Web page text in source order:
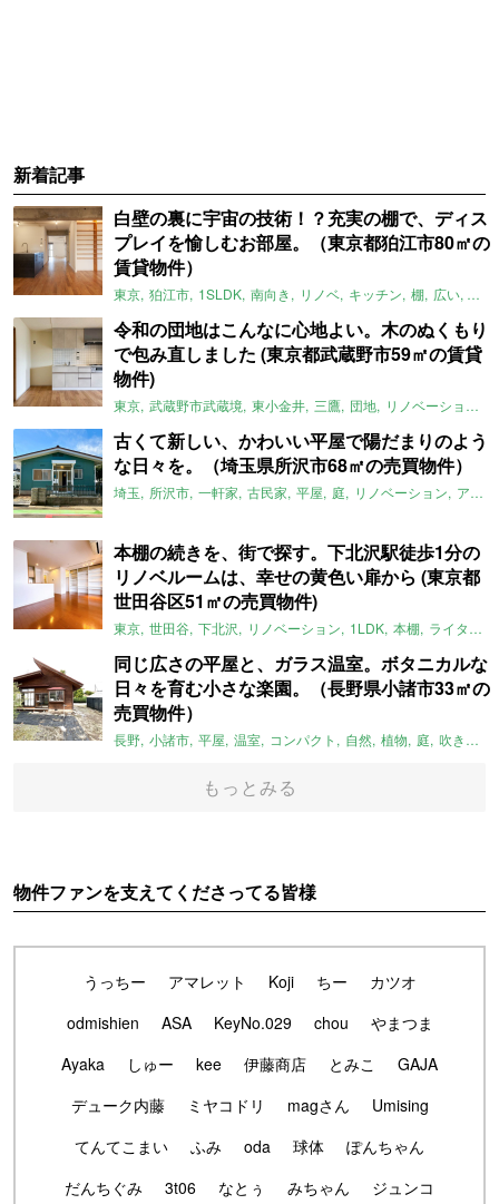
新着記事
白壁の裏に宇宙の技術！？充実の棚で、ディス
プレイを愉しむお部屋。（東京都狛江市80㎡の
賃貸物件）
東京 狛江市 1SLDK 南向き リノベ キッチン 棚 広い ガイ
令和の団地はこんなに心地よい。木のぬくもり
で包み直しました (東京都武蔵野市59㎡の賃貸
物件)
東京 武蔵野市武蔵境 東小金井 三鷹 団地 リノベーション
古くて新しい、かわいい平屋で陽だまりのよう
な日々を。（埼玉県所沢市68㎡の売買物件）
埼玉 所沢市 一軒家 古民家 平屋 庭 リノベーション アメリカンハウス
本棚の続きを、街で探す。下北沢駅徒歩1分の
リノベルームは、幸せの黄色い扉から (東京都
世田谷区51㎡の売買物件)
東京 世田谷 下北沢 リノベーション 1LDK 本棚 ライター：ほしりょうこ
同じ広さの平屋と、ガラス温室。ボタニカルな
日々を育む小さな楽園。（長野県小諸市33㎡の
売買物件）
長野 小諸市 平屋 温室 コンパクト 自然 植物 庭 吹き抜け
もっとみる
物件ファンを支えてくださってる皆様
うっちー アマレット Koji ちー
カツオ
odmishien
ASA KeyNo.029 chou
やまつま
Ayaka
しゅー kee 伊藤商店 とみこ
GAJA
デューク内藤
ミヤコドリ magさん
Umising
てんてこまい
ふみ oda 球体
ぽんちゃん
だんちぐみ
3t06 なとぅ みちゃん
ジュンコ